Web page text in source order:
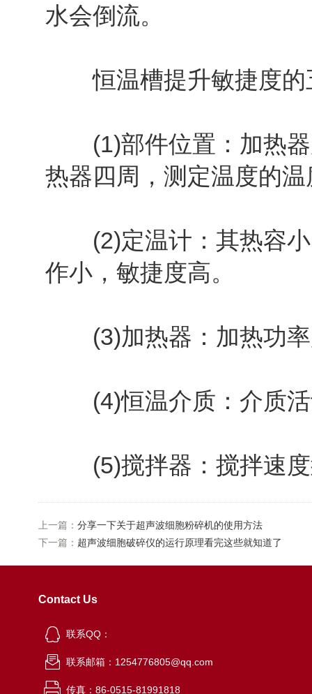
水会倒流。
恒温槽提升敏捷度的
(1)部件位置：加热器
热器四周，测定温度的
(2)定温计：其热容小
作小，敏捷度高。
(3)加热器：加热功率
(4)恒温介质：介质活
(5)搅拌器：搅拌速度
上一篇： 分享一下关于超声波细胞粉碎机的使用方法
下一篇： 超声波细胞破碎仪的运行原理看完这些就知道了
Contact Us
联系QQ：
联系邮箱：1254776805@qq.com
传真：86-0515-81991818